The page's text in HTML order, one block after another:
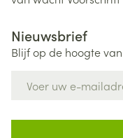
Nieuwsbrief
Blijf op de hoogte